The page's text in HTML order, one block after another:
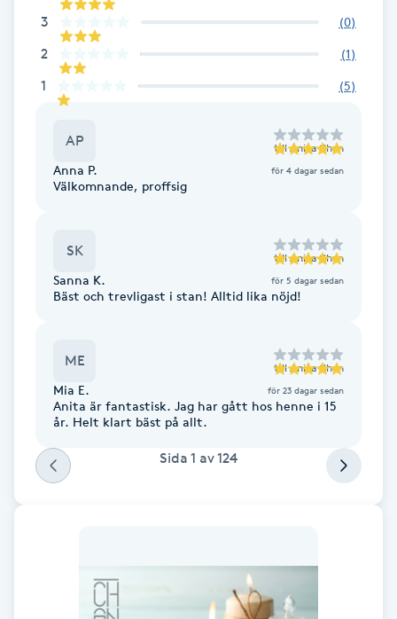
Fettreducering
Fibromassage
Fotmassage
Fotvård
Fransborttagning
Fransförlängning
Fransförlängning Volym
3 (0)
2 (1)
1 (5)
AP till Anita Chan
Anna P. för 4 dagar sedan
Välkomnande, proffsig
SK till Anita Chan
Sanna K. för 5 dagar sedan
Bäst och trevligast i stan! Alltid lika nöjd!
ME till Anita Chan
Mia E. för 23 dagar sedan
Anita är fantastisk. Jag har gått hos henne i 15
år. Helt klart bäst på allt.
Sida 1 av124